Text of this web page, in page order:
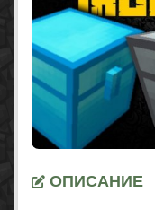
ОПИСАНИЕ